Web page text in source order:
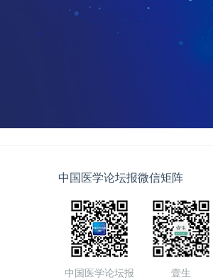
中国医学论坛报微信矩阵
中国医学论坛报 壹生